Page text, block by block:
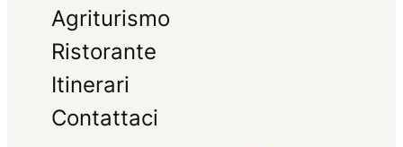
Agriturismo
Ristorante
Itinerari
Contattaci